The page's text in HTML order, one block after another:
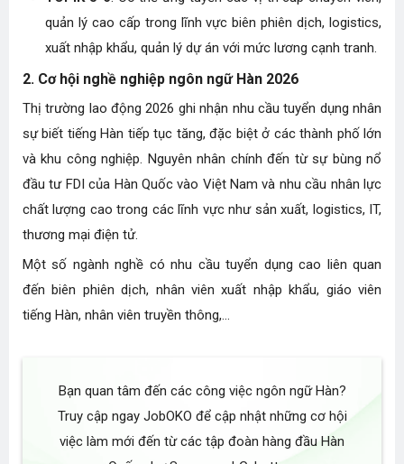
quản lý cao cấp trong lĩnh vực biên phiên dịch, logistics,
xuất nhập khẩu, quản lý dự án với mức lương cạnh tranh.
2. Cơ hội nghề nghiệp ngôn ngữ Hàn 2026
Thị trường lao động 2026 ghi nhận nhu cầu tuyển dụng nhân
sự biết tiếng Hàn tiếp tục tăng, đặc biệt ở các thành phố lớn
và khu công nghiệp. Nguyên nhân chính đến từ sự bùng nổ
đầu tư FDI của Hàn Quốc vào Việt Nam và nhu cầu nhân lực
chất lượng cao trong các lĩnh vực như sản xuất, logistics, IT,
thương mại điện tử.
Một số ngành nghề có nhu cầu tuyển dụng cao liên quan
đến biên phiên dịch, nhân viên xuất nhập khẩu, giáo viên
tiếng Hàn, nhân viên truyền thông,...
Bạn quan tâm đến các công việc ngôn ngữ Hàn?
Truy cập ngay JobOKO để cập nhật những cơ hội
việc làm mới đến từ các tập đoàn hàng đầu Hàn